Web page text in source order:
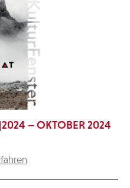
– OKTOBER 2024